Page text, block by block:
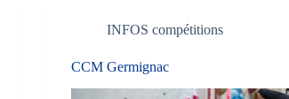
INFOS compétitions
CCM Germignac